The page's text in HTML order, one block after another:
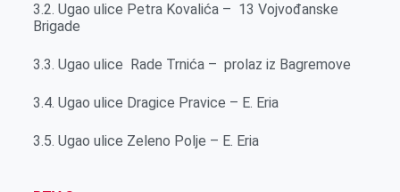
3.2. Ugao ulice Petra Kovalića – 13 Vojvođanske
Brigade
3.3. Ugao ulice Rade Trnića – prolaz iz Bagremove
3.4. Ugao ulice Dragice Pravice – E. Eria
3.5. Ugao ulice Zeleno Polje – E. Eria